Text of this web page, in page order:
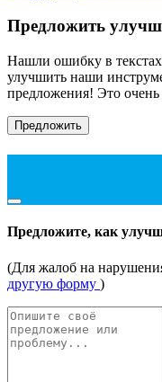
Предложить
Нашли ошибку в
улучшить наши
предложения! Это
Предложить
Предложите, как
(Для жалоб на
другую форму )